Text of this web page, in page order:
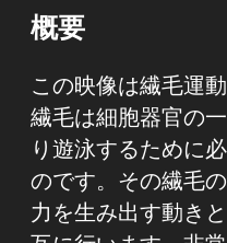
概要
この映像は繊毛運
繊毛は細胞器官の
り遊泳するために
のです。その繊毛
力を生み出す動き